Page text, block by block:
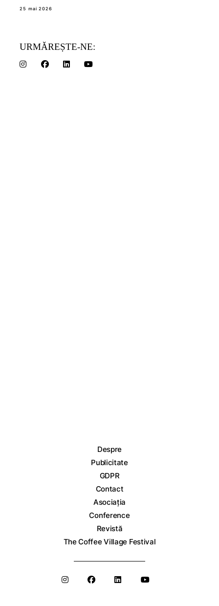
25 mai 2026
URMĂREȘTE-NE:
Despre
Publicitate
GDPR
Contact
Asociația
Conference
Revistă
The Coffee Village Festival